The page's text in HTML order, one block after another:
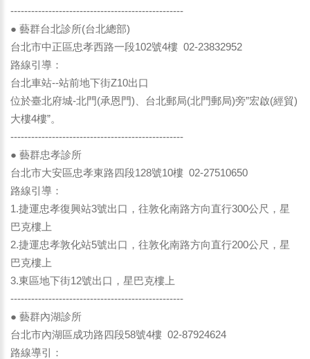
--------------------------------------------------
● 藝群台北診所(台北總部)
台北市中正區忠孝西路一段102號4樓 02-23832952
路線引導：
台北車站--站前地下街Z10出口
位於臺北府城-北門(承恩門)、台北郵局(北門郵局)旁”宏啟(經貿)
大樓4樓”。
--------------------------------------------------
● 藝群忠孝診所
台北市大安區忠孝東路四段128號10樓 02-27510650
路線引導：
1.捷運忠孝復興站3號出口，往敦化南路方向直行300公尺，星
巴克樓上
2.捷運忠孝敦化站5號出口，往敦化南路方向直行200公尺，星
巴克樓上
3.東區地下街12號出口，星巴克樓上
--------------------------------------------------
● 藝群內湖診所
台北市內湖區成功路四段58號4樓 02-87924624
路線導引：